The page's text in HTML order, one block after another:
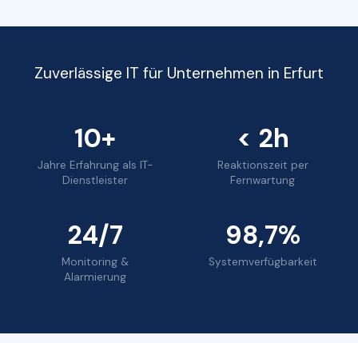
Zuverlässige IT für Unternehmen in Erfurt
10+
Jahre Erfahrung als IT-
Dienstleister
< 2h
Reaktionszeit per
Fernwartung
24/7
Monitoring &
Alarmierung
98,7%
Systemverfügbarkeit